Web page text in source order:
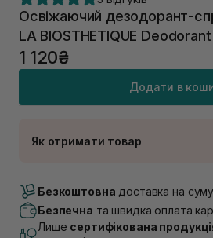
Освіжаючий дезодорант-
LA BIOSTHETIQUE
1 120₴
Додати в
Як отримати товар
В наявності
Самовивіз м. Луцьк, вул.
В наявності
Безкоштовна доставка на
Безпечна та швидка оплата
Лише сертифікована